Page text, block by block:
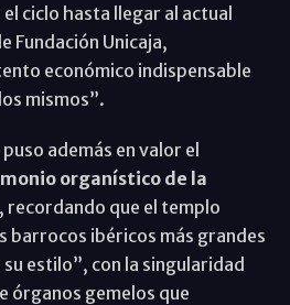
ciclo hasta llegar al actual
Fundación Unicaja,
económico indispensable
mismos”.
además en valor el
organístico de la
, recordando que el templo
barrocos ibéricos más grandes
estilo”, con la singularidad
órganos gemelos que